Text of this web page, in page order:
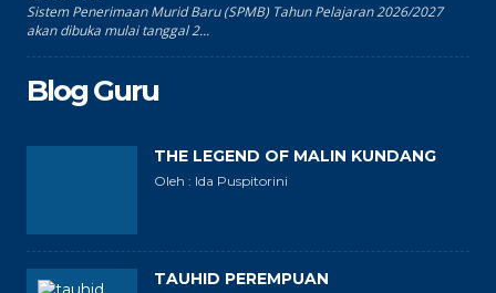
Sistem Penerimaan Murid Baru (SPMB) Tahun Pelajaran 2026/2027
akan dibuka mulai tanggal 2...
Blog Guru
THE LEGEND OF MALIN KUNDANG
Oleh : Ida Puspitorini
TAUHID PEREMPUAN